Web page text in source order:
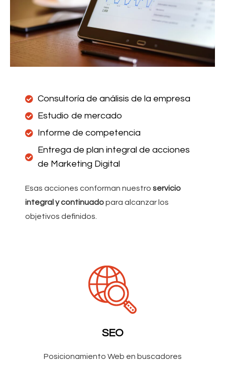
Consultoría de análisis de la empresa
Estudio de mercado
Informe de competencia
Entrega de plan integral de acciones
de Marketing Digital
Esas acciones conforman nuestro servicio
integral y continuadopara alcanzar los
objetivos definidos.
SEO
Posicionamiento Web en buscadores